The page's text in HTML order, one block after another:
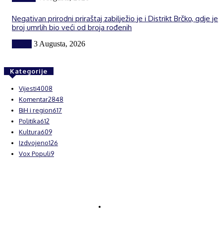
Negativan prirodni priraštaj zabilježio je i Distrikt Brčko, gdje je
broj umrlih bio veći od broja rođenih
3 Augusta, 2026
Kategorije
Vijesti4008
Komentar2848
BiH i region617
Politika612
Kultura609
Izdvojeno126
Vox Populi9